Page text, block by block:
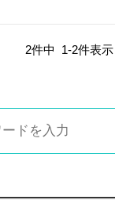
2件中 1-2件表示